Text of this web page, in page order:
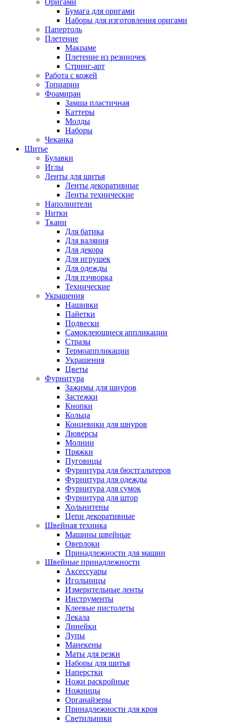
Оригами
Бумага для оригами
Наборы для изготовления оригами
Папертоль
Плетение
Макраме
Плетение из резиночек
Стринг-арт
Работа с кожей
Топиарии
Фоамиран
Замша пластичная
Каттеры
Молды
Наборы
Чеканка
Шитье
Булавки
Иглы
Ленты для шитья
Ленты декоративные
Ленты технические
Наполнители
Нитки
Ткани
Для батика
Для валяния
Для декора
Для игрушек
Для одежды
Для пэчворка
Технические
Украшения
Нашивки
Пайетки
Подвески
Самоклеющиеся аппликации
Стразы
Термоаппликации
Украшения
Цветы
Фурнитура
Зажимы для шнуров
Застежки
Кнопки
Кольца
Концевики для шнуров
Люверсы
Молнии
Пряжки
Пуговицы
Фурнитура для бюстгальтеров
Фурнитура для одежды
Фурнитура для сумок
Фурнитура для штор
Хольнитены
Цепи декоративные
Швейная техника
Машины швейные
Оверлоки
Принадлежности для машин
Швейные принадлежности
Аксессуары
Игольницы
Измерительные ленты
Инструменты
Клеевые пистолеты
Лекала
Линейки
Лупы
Манекены
Маты для резки
Наборы для шитья
Наперстки
Ножи раскройные
Ножницы
Органайзеры
Принадлежности для кроя
Светильники